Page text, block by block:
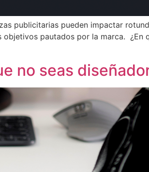
publicitarias pueden impactar
pautados por la marca. ¿En
no seas